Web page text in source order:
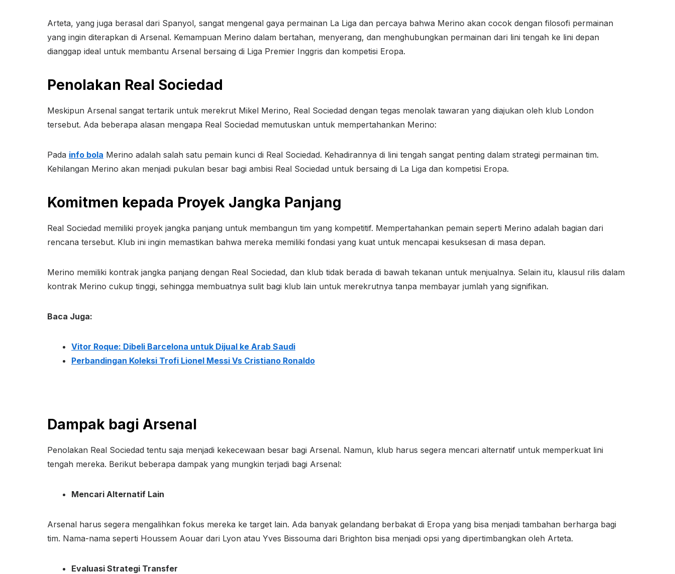
Arteta, yang juga berasal dari Spanyol, sangat mengenal gaya permainan La Liga dan percaya bahwa Merino akan cocok dengan filosofi permainan
yang ingin diterapkan di Arsenal. Kemampuan Merino dalam bertahan, menyerang, dan menghubungkan permainan dari lini tengah ke lini depan
dianggap ideal untuk membantu Arsenal bersaing di Liga Premier Inggris dan kompetisi Eropa.
Penolakan Real Sociedad
Meskipun Arsenal sangat tertarik untuk merekrut Mikel Merino, Real Sociedad dengan tegas menolak tawaran yang diajukan oleh klub London
tersebut. Ada beberapa alasan mengapa Real Sociedad memutuskan untuk mempertahankan Merino:
Pada info bola Merino adalah salah satu pemain kunci di Real Sociedad. Kehadirannya di lini tengah sangat penting dalam strategi permainan tim.
Kehilangan Merino akan menjadi pukulan besar bagi ambisi Real Sociedad untuk bersaing di La Liga dan kompetisi Eropa.
Komitmen kepada Proyek Jangka Panjang
Real Sociedad memiliki proyek jangka panjang untuk membangun tim yang kompetitif. Mempertahankan pemain seperti Merino adalah bagian dari
rencana tersebut. Klub ini ingin memastikan bahwa mereka memiliki fondasi yang kuat untuk mencapai kesuksesan di masa depan.
Merino memiliki kontrak jangka panjang dengan Real Sociedad, dan klub tidak berada di bawah tekanan untuk menjualnya. Selain itu, klausul rilis dalam
kontrak Merino cukup tinggi, sehingga membuatnya sulit bagi klub lain untuk merekrutnya tanpa membayar jumlah yang signifikan.
Baca Juga:
Vitor Roque: Dibeli Barcelona untuk Dijual ke Arab Saudi
Perbandingan Koleksi Trofi Lionel Messi Vs Cristiano Ronaldo
Dampak bagi Arsenal
Penolakan Real Sociedad tentu saja menjadi kekecewaan besar bagi Arsenal. Namun, klub harus segera mencari alternatif untuk memperkuat lini
tengah mereka. Berikut beberapa dampak yang mungkin terjadi bagi Arsenal:
Mencari Alternatif Lain
Arsenal harus segera mengalihkan fokus mereka ke target lain. Ada banyak gelandang berbakat di Eropa yang bisa menjadi tambahan berharga bagi
tim. Nama-nama seperti Houssem Aouar dari Lyon atau Yves Bissouma dari Brighton bisa menjadi opsi yang dipertimbangkan oleh Arteta.
Evaluasi Strategi Transfer